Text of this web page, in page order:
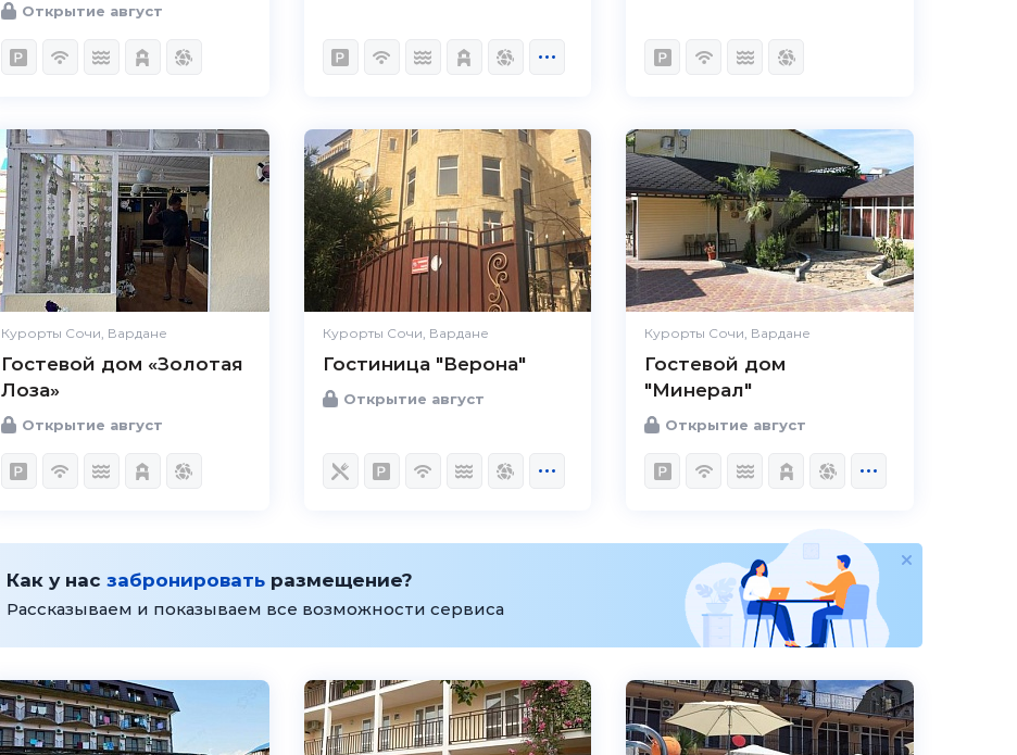
Открытие август
Курорты Сочи, Вардане
Гостевой дом «Золотая
Лоза»
Открытие август
Курорты Сочи, Вардане
Гостиница "Верона"
Открытие август
Курорты Сочи, Вардане
Гостевой дом
"Минерал"
Открытие август
Как у нас забронироватьразмещение?
Рассказываем и показываем все возможности сервиса